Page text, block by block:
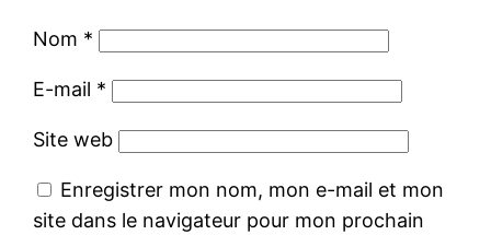
Nom *
E-mail *
Site web
Enregistrer mon nom, mon e-mail et mon
site dans le navigateur pour mon prochain